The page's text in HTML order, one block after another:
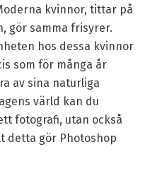
kvinnor, tittar på
gör samma frisyrer.
hos dessa kvinnor
som för många år
av sina naturliga
värld kan du
fotografi, utan också
detta gör Photoshop